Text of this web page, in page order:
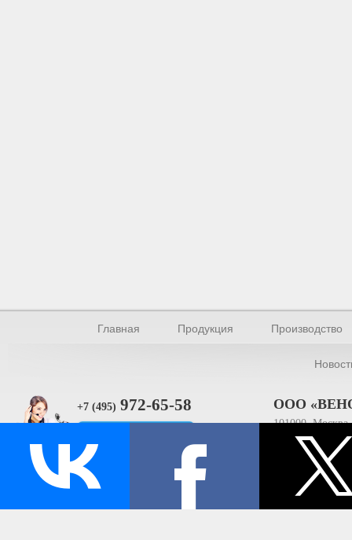
Главная Продукция Производство
+7 (495) 972-65-58 ООО
101000,
ИНН
© Производство уплотнителей и профилей 2026.
Все права защищены.